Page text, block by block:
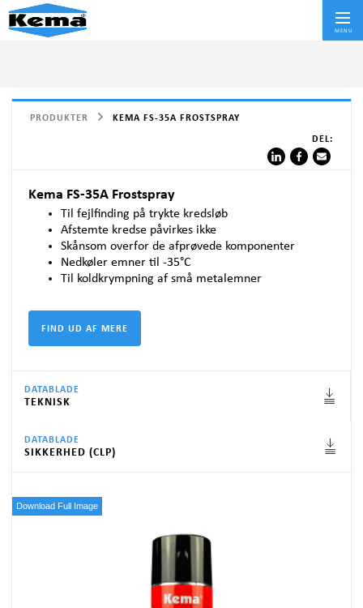
MENU
PRODUKTER KEMA FS-35A FROSTSPRAY
DEL:
Kema FS-35A Frostspray
Til fejlfinding på trykte kredsløb
Afstemte kredse påvirkes ikke
Skånsom overfor de afprøvede komponenter
Nedkøler emner til -35°C
Til koldkrympning af små metalemner
DATABLADE
TEKNISK
DATABLADE
SIKKERHED (CLP)
Download Full Image